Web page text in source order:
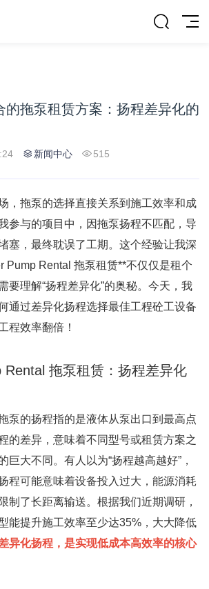
的拖泵租赁方案：扬程差异化的
新闻中心 515
，拖泵的选择直接关系到施工效率和成
参与的项目中，因拖泵扬程不匹配，导
塞，最终耽误了工期。这个经验让我深
Pump Rental 拖泵租赁**不仅仅是租个
要理解“扬程差异化”的奥秘。今天，我
通过差异化扬程选择最佳工程砼工设备
程效率翻倍！
Rental 拖泵租赁：扬程差异化
泵的扬程指的是液体从泵出口到最高点
的差异，意味着不同型号或租赁方案之
巨大不同。有人以为“扬程越高越好”，
程可能意味着设备投入过大，能源消耗
制了长距离输送。根据我们近期调研，
能提升施工效率至少达35%，大大降低
异化扬程，是实现低成本高效率的核心